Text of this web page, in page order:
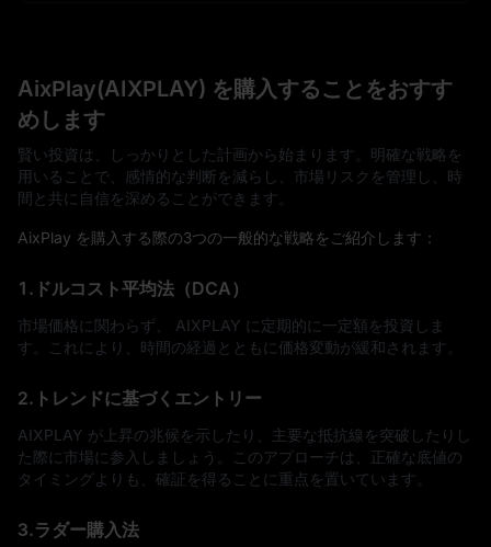
AixPlay(AIXPLAY) を購入することをおすす
めします
賢い投資は、しっかりとした計画から始まります。明確な戦略を
用いることで、感情的な判断を減らし、市場リスクを管理し、時
間と共に自信を深めることができます。
AixPlay を購入する際の3つの一般的な戦略をご紹介します：
1.ドルコスト平均法（DCA）
市場価格に関わらず、 AIXPLAY に定期的に一定額を投資しま
す。これにより、時間の経過とともに価格変動が緩和されます。
2.トレンドに基づくエントリー
AIXPLAY が上昇の兆候を示したり、主要な抵抗線を突破したりし
た際に市場に参入しましょう。このアプローチは、正確な底値の
タイミングよりも、確証を得ることに重点を置いています。
3.ラダー購入法